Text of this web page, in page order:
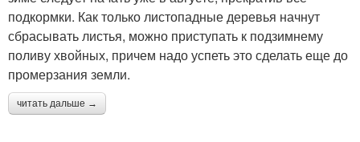
подкормки. Как только листопадные деревья начнут
сбрасывать листья, можно приступать к подзимнему
поливу хвойных, причем надо успеть это сделать еще до
промерзания земли.
читать дальше →